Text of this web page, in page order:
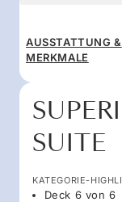
AUSSTATTUNG &
MERKMALE
SUITE
KATEGORIE-
Deck 6 von 6